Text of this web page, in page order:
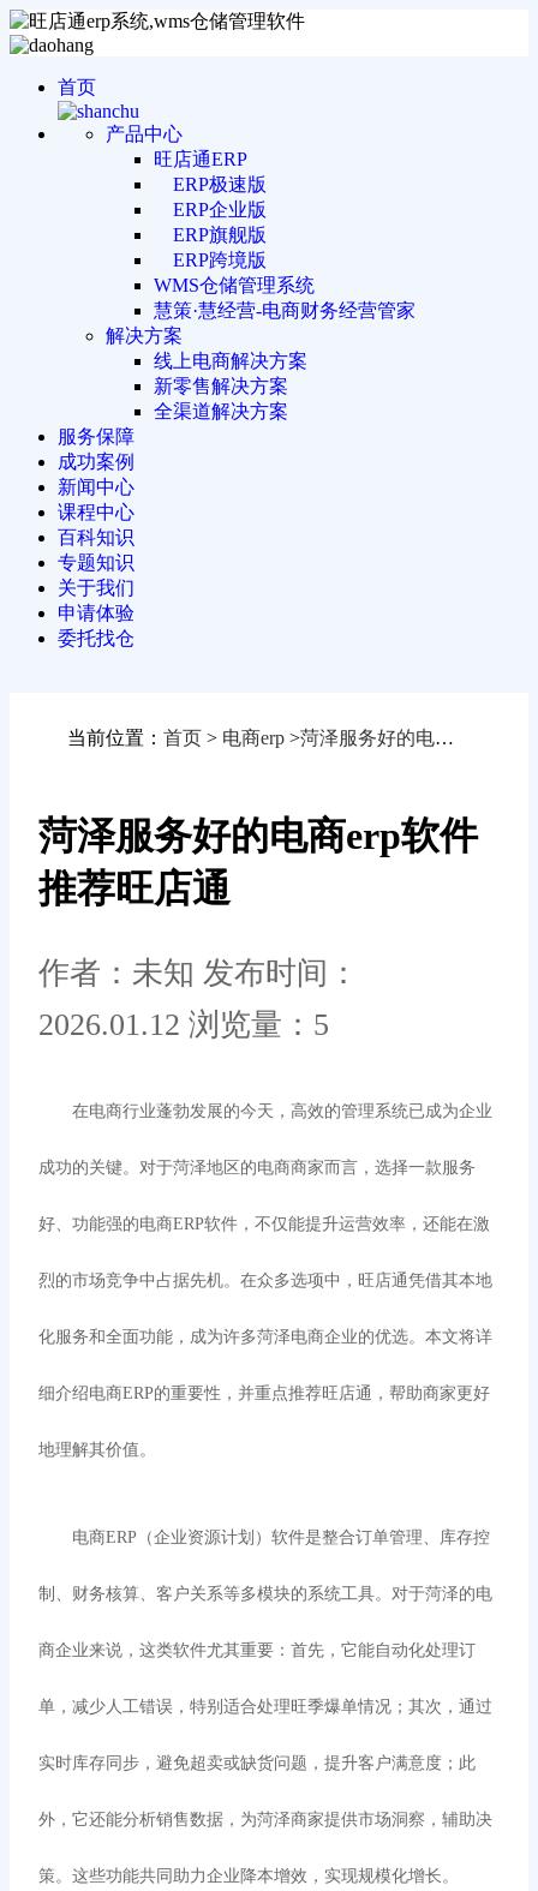
首页
产品中心
旺店通ERP
ERP极速版
ERP企业版
ERP旗舰版
ERP跨境版
WMS仓储管理系统
慧策·慧经营-电商财务经营管家
解决方案
线上电商解决方案
新零售解决方案
全渠道解决方案
服务保障
成功案例
新闻中心
课程中心
百科知识
专题知识
关于我们
申请体验
委托找仓
当前位置： 首页 > 电商erp >菏泽服务好的电商erp软件推荐旺店通
菏泽服务好的电商erp软件
推荐旺店通
作者：未知 发布时间：
2026.01.12 浏览量：5
在电商行业蓬勃发展的今天，高效的管理系统已成为企业
成功的关键。对于菏泽地区的电商商家而言，选择一款服务
好、功能强的电商ERP软件，不仅能提升运营效率，还能在激
烈的市场竞争中占据先机。在众多选项中，旺店通凭借其本地
化服务和全面功能，成为许多菏泽电商企业的优选。本文将详
细介绍电商ERP的重要性，并重点推荐旺店通，帮助商家更好
地理解其价值。
电商ERP（企业资源计划）软件是整合订单管理、库存控
制、财务核算、客户关系等多模块的系统工具。对于菏泽的电
商企业来说，这类软件尤其重要：首先，它能自动化处理订
单，减少人工错误，特别适合处理旺季爆单情况；其次，通过
实时库存同步，避免超卖或缺货问题，提升客户满意度；此
外，它还能分析销售数据，为菏泽商家提供市场洞察，辅助决
策。这些功能共同助力企业降本增效，实现规模化增长。